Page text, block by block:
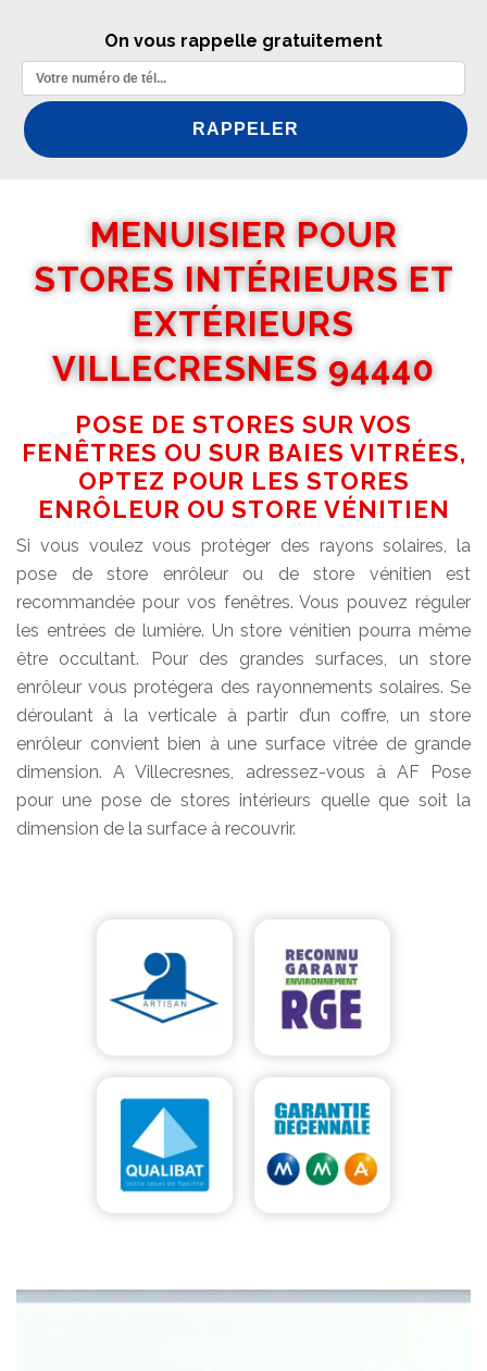
On vous rappelle gratuitement
MENUISIER POUR
STORES INTÉRIEURS ET
EXTÉRIEURS
VILLECRESNES 94440
POSE DE STORES SUR VOS
FENÊTRES OU SUR BAIES VITRÉES,
OPTEZ POUR LES STORES
ENRÔLEUR OU STORE VÉNITIEN
Si vous voulez vous protéger des rayons solaires, la
pose de store enrôleur ou de store vénitien est
recommandée pour vos fenêtres. Vous pouvez réguler
les entrées de lumière. Un store vénitien pourra même
être occultant. Pour des grandes surfaces, un store
enrôleur vous protégera des rayonnements solaires. Se
déroulant à la verticale à partir d’un coffre, un store
enrôleur convient bien à une surface vitrée de grande
dimension. A Villecresnes, adressez-vous à AF Pose
pour une pose de stores intérieurs quelle que soit la
dimension de la surface à recouvrir.